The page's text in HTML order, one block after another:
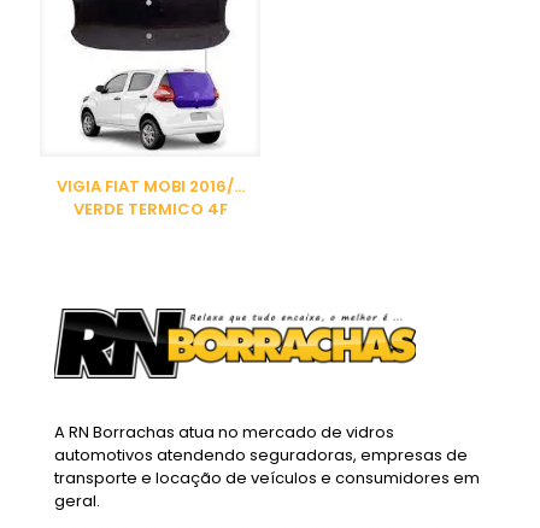
VIGIA FIAT MOBI 2016/…
VERDE TERMICO 4F
A RN Borrachas atua no mercado de vidros
automotivos atendendo seguradoras, empresas de
transporte e locação de veículos e consumidores em
geral.